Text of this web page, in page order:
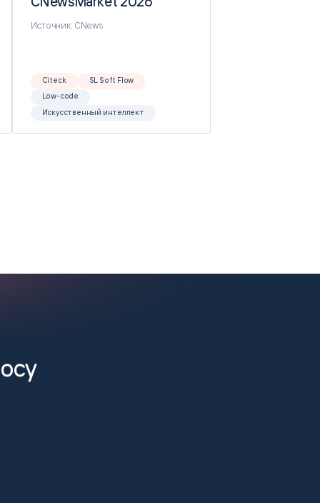
Источник: CNews
Citeck
SL Soft Flow
Low-code
Искусственный интеллект